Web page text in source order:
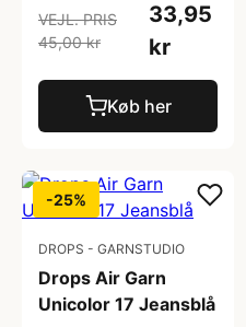
VEJL. PRIS
45,00 kr
33,95
kr
Køb her
-25%
DROPS - GARNSTUDIO
Drops Air Garn
Unicolor 17 Jeansblå